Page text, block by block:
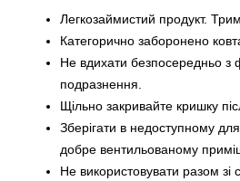
Легкозаймистий продукт.
Категорично заборонено
Не вдихати безпосередньо
подразнення.
Щільно закривайте кришку
Зберігати в недоступному
добре вентильованому
Не використовувати разом зі